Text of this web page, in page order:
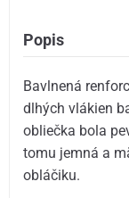
Popis
Bavlnená
dlhých vlákien
obliečka bola
tomu jemná a
obláčiku.